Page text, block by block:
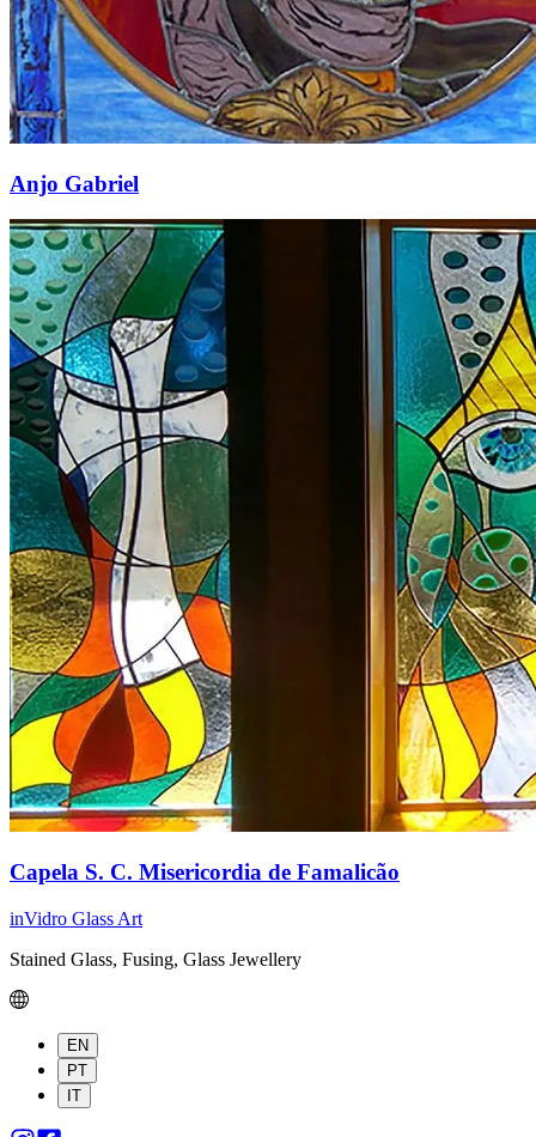
Anjo Gabriel
Capela S. C. Misericordia de Famalicão
inVidro Glass Art
Stained Glass, Fusing, Glass Jewellery
EN
PT
IT